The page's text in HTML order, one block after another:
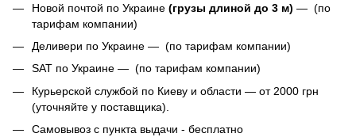
Новой почтой по Украине (грузы длиной до 3 м) — (по
тарифам компании)
Деливери по Украине — (по тарифам компании)
SAT по Украине — (по тарифам компании)
Курьерской службой по Киеву и области — от 2000 грн
(уточняйте у поставщика).
Самовывоз с пункта выдачи - бесплатно